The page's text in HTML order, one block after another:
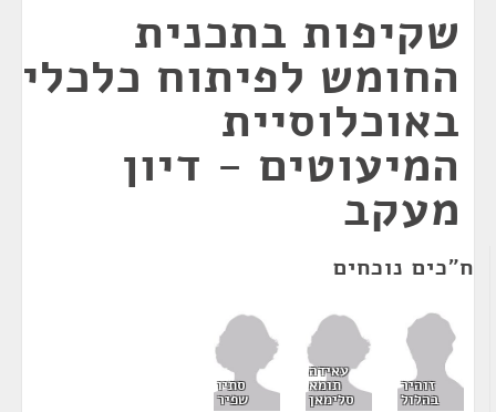
שקיפות בתכנית
החומש לפיתוח כלכלי
באוכלוסיית
המיעוטים - דיון
מעקב
ח"כים נוכחים
זוהיר
בהלול
עאידה
תומא
סלימאן
סתיו
שפיר